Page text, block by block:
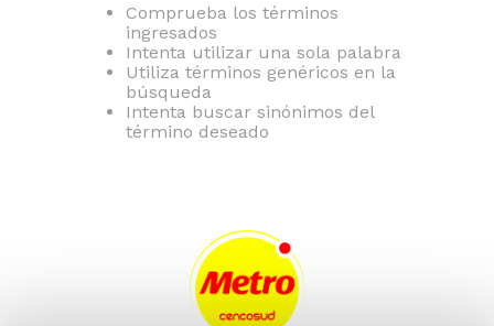
Comprueba los términos
ingresados
Intenta utilizar una sola palabra
Utiliza términos genéricos en la
búsqueda
Intenta buscar sinónimos del
término deseado